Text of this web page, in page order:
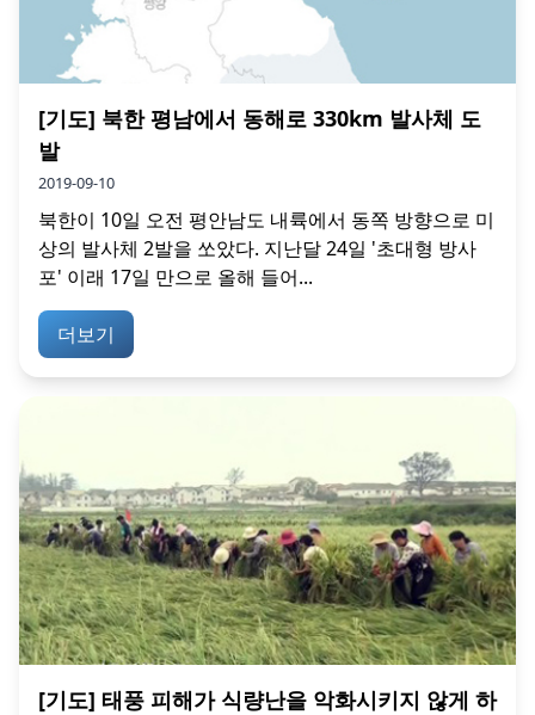
[기도] 북한 평남에서 동해로 330km 발사체 도
발
2019-09-10
북한이 10일 오전 평안남도 내륙에서 동쪽 방향으로 미
상의 발사체 2발을 쏘았다. 지난달 24일 '초대형 방사
포' 이래 17일 만으로 올해 들어...
더보기
[기도] 태풍 피해가 식량난을 악화시키지 않게 하